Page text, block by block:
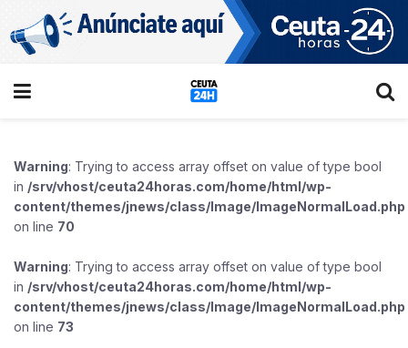
Warning: Trying to access array offset on value of type bool
in /srv/vhost/ceuta24horas.com/home/html/wp-
content/themes/jnews/class/Image/ImageNormalLoad.php
on line 70
Warning: Trying to access array offset on value of type bool
in /srv/vhost/ceuta24horas.com/home/html/wp-
content/themes/jnews/class/Image/ImageNormalLoad.php
on line 73